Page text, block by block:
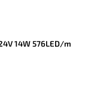
14W 576LED/m